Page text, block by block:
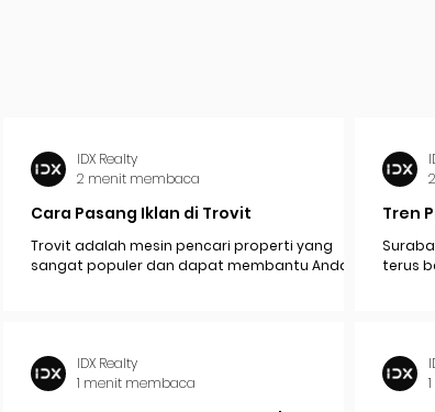
Cara Pasang Iklan di Trovit
Trovit adalah mesin pencari properti yang
sangat populer dan dapat membantu Anda
IDX Realty
2 menit membaca
Tren
terus
IDX Realty
1 menit membaca